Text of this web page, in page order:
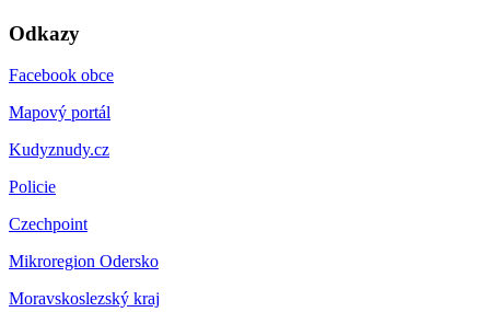
Odkazy
Facebook obce
Mapový portál
Kudyznudy.cz
Policie
Czechpoint
Mikroregion Odersko
Moravskoslezský kraj